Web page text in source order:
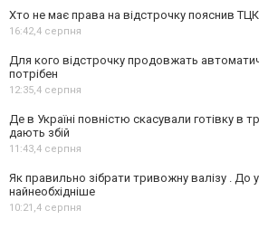
Хто не має права на відстрочку пояснив ТЦК
16:42,4 серпня
Для кого відстрочку продовжать
потрібен
12:35,4 серпня
Де в Україні повністю скасували готівку в
дають збій
11:43,4 серпня
Як правильно зібрати тривожну валізу . До
найнеобхідніше
10:21,4 серпня